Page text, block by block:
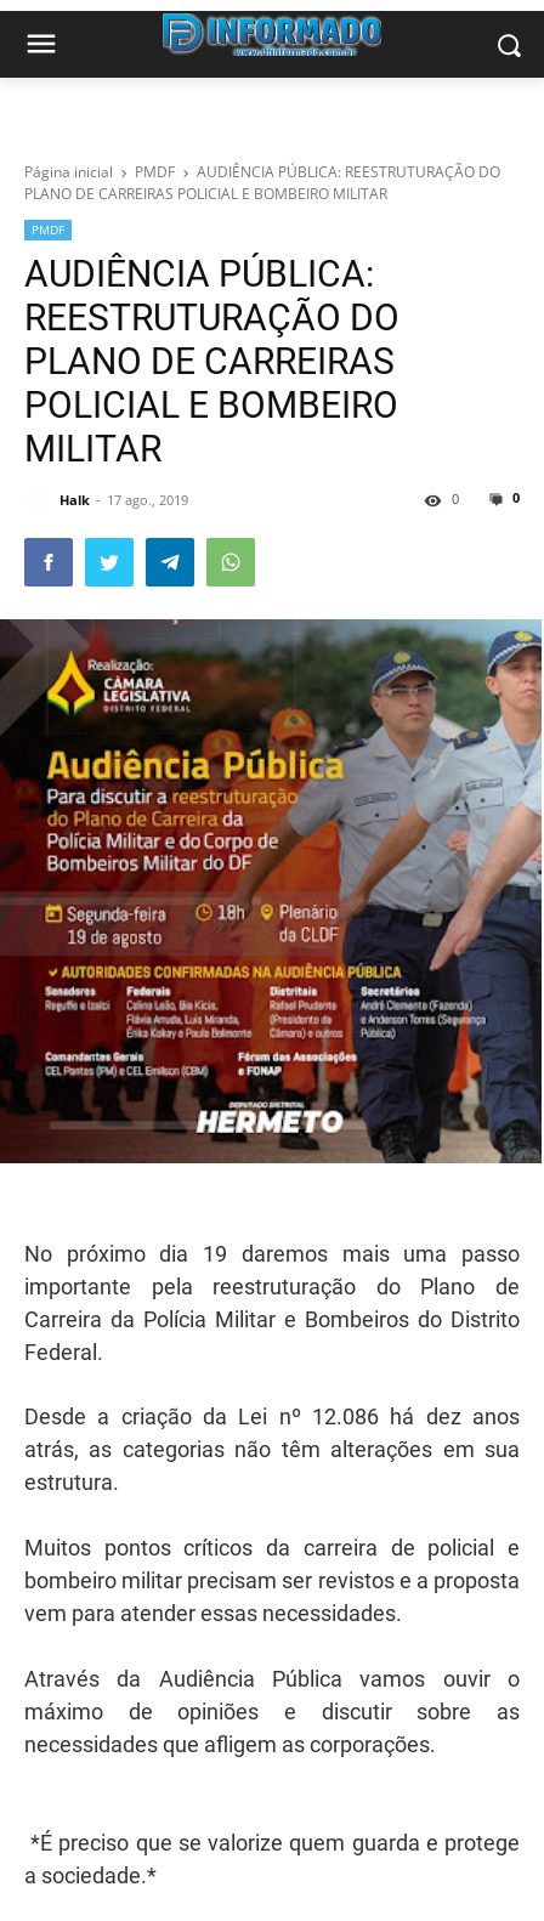
Página inicial PMDF
AUDIÊNCIA PÚBLICA: REESTRUTURAÇÃO DO
PLANO DE CARREIRAS POLICIAL E BOMBEIRO MILITAR
PMDF
AUDIÊNCIA PÚBLICA:
REESTRUTURAÇÃO DO
PLANO DE CARREIRAS
POLICIAL E BOMBEIRO
MILITAR
Halk 17 ago., 2019 0
0
No próximo dia 19 daremos mais uma passo
importante pela reestruturação do Plano de
Carreira da Polícia Militar e Bombeiros do Distrito
Federal.
Desde a criação da Lei nº 12.086 há dez anos
atrás, as categorias não têm alterações em sua
estrutura.
Muitos pontos críticos da carreira de policial e
bombeiro militar precisam ser revistos e a proposta
vem para atender essas necessidades.
Através da Audiência Pública vamos ouvir o
máximo de opiniões e discutir sobre as
necessidades que afligem as corporações.
*É preciso que se valorize quem guarda e protege
a sociedade.*